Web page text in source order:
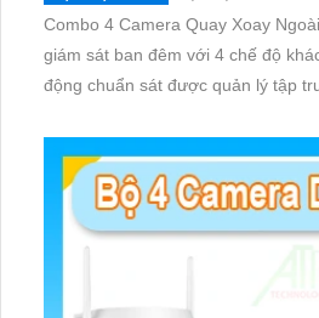
Combo 4 Camera Quay Xoay
giám sát ban đêm với 4 chế độ
động chuẩn sát được quản lý tập